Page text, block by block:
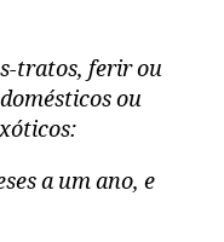
tratos, ferir ou
ou
a um ano, e